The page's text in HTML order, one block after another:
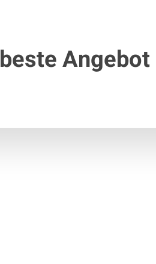
beste Angebot